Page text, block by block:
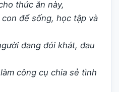
thức ăn này,
để sống, học tập và
đang đói khát, đau
công cụ chia sẻ tình